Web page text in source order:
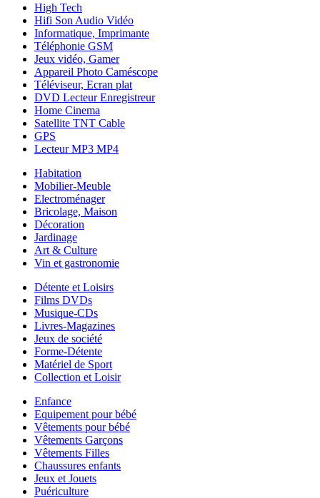
High Tech
Hifi Son Audio Vidéo
Informatique, Imprimante
Téléphonie GSM
Jeux vidéo, Gamer
Appareil Photo Caméscope
Téléviseur, Ecran plat
DVD Lecteur Enregistreur
Home Cinema
Satellite TNT Cable
GPS
Lecteur MP3 MP4
Habitation
Mobilier-Meuble
Electroménager
Bricolage, Maison
Décoration
Jardinage
Art & Culture
Vin et gastronomie
Détente et Loisirs
Films DVDs
Musique-CDs
Livres-Magazines
Jeux de société
Forme-Détente
Matériel de Sport
Collection et Loisir
Enfance
Equipement pour bébé
Vêtements pour bébé
Vêtements Garçons
Vêtements Filles
Chaussures enfants
Jeux et Jouets
Puériculture